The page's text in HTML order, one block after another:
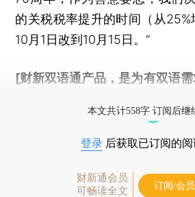
的关税税率提升的时间（从
10月1日改到10月15日。”
[财新双语通产品，是为有双语
本文共计558字 订阅后继
登录 后获取已订阅的
财新通会员
可畅读全文
订阅/会